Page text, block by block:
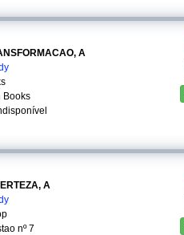
A
Books
A
nº 7